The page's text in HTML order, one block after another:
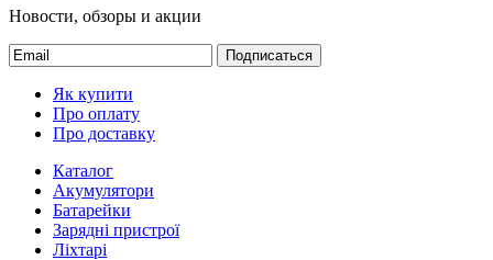
Новости, обзоры и акции
Подписаться
Як купити
Про оплату
Про доставку
Каталог
Акумулятори
Батарейки
Зарядні пристрої
Ліхтарі